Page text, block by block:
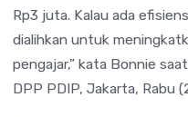
Rp3 juta. Kalau ada
dialihkan untuk
pengajar,” kata Bonnie
DPP PDIP, Jakarta, Rabu